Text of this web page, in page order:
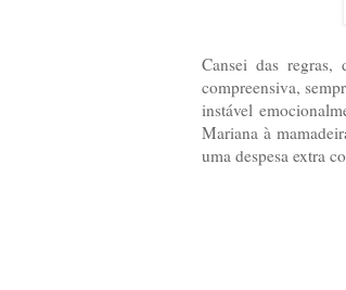
Cansei das regras,
compreensiva,
instável
Mariana à
uma despesa extra